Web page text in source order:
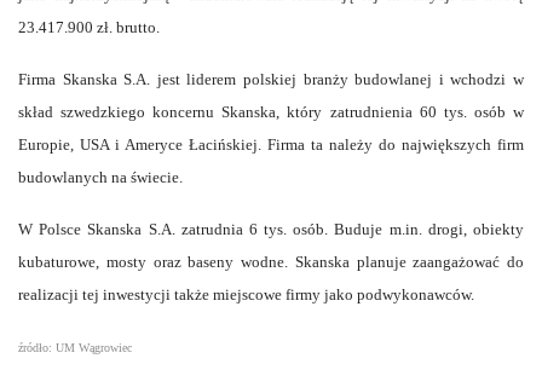
23.417.900 zł. brutto.
Firma Skanska S.A. jest liderem polskiej branży budowlanej i wchodzi w
skład szwedzkiego koncernu Skanska, który zatrudnienia 60 tys. osób w
Europie, USA i Ameryce Łacińskiej. Firma ta należy do największych firm
budowlanych na świecie.
W Polsce Skanska S.A. zatrudnia 6 tys. osób. Buduje m.in. drogi, obiekty
kubaturowe, mosty oraz baseny wodne. Skanska planuje zaangażować do
realizacji tej inwestycji także miejscowe firmy jako podwykonawców.
źródło: UM Wągrowiec